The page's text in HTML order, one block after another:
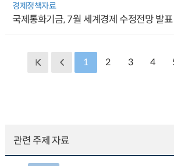
경제정책자료
국제통화기금, 7월 세계경제 수정전망 발표
1 2 3 4
관련 주제 자료